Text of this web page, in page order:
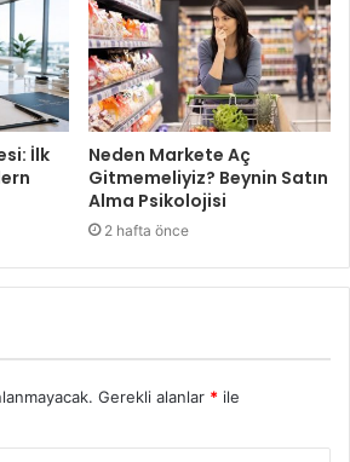
İlk
Neden Markete Aç
Gitmemeliyiz? Beynin Satın
Alma Psikolojisi
2 hafta önce
Gerekli alanlar * ile